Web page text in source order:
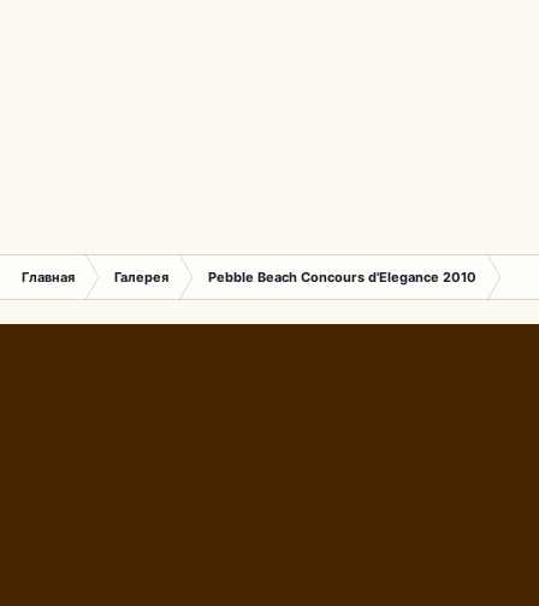
Главная Галерея Pebble Beach Concours d'Elegance 2010